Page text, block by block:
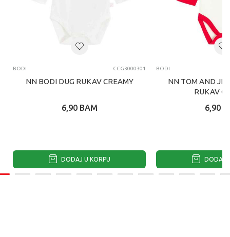
BODI CCG3000301
NN BODI DUG RUKAV CREAMY
6,90 BAM
DODAJ U KORPU
BODI
NN TOM AND
RUKAV
6,90
DODAJ